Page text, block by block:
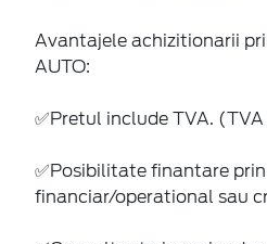
Avantajele achizitionarii
AUTO:
✅Pretul include TVA.
✅Posibilitate finantare
financiar/operational sau